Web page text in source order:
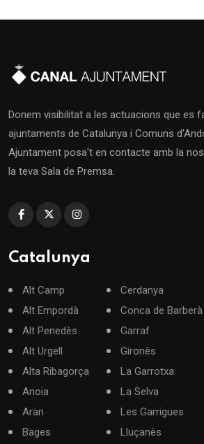
Donem visibilitat a les actuacions que es
ajuntaments de Catalunya i Comuns
Ajuntament posa't en contacte amb la
la teva Sala de Premsa.
Catalunya
Alt Camp
Alt Empordà
Alt Penedès
Alt Urgell
Alta Ribagorça
Anoia
Aran
Bages
Cerdanya
Conca de Barberà
Garraf
Gironès
La Garrotxa
La Selva
Les Garrigues
Lluçanès